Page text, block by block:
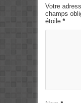
Votre
champs
étoile *